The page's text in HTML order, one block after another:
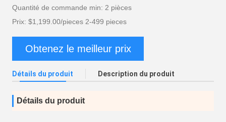
Quantité de commande min: 2 pièces
Prix: $1,199.00/pieces 2-499 pieces
Obtenez le meilleur prix
Détails du produit Description du produit
Détails du produit